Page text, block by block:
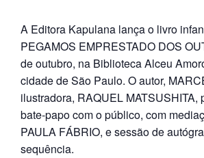
A Editora Kapulana lança o livro
PEGAMOS EMPRESTADO DOS
de outubro, na Biblioteca Alceu
cidade de São Paulo. O autor,
ilustradora, RAQUEL MATSUSHITA,
bate-papo com o público, com
PAULA FÁBRIO, e sessão de
sequência.